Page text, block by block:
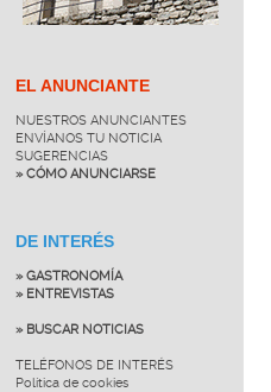
EL ANUNCIANTE
NUESTROS ANUNCIANTES
ENVÍANOS TU NOTICIA
SUGERENCIAS
» CÓMO ANUNCIARSE
DE INTERÉS
» GASTRONOMÍA
» ENTREVISTAS
» BUSCAR NOTICIAS
TELÉFONOS DE INTERÉS
Política de cookies